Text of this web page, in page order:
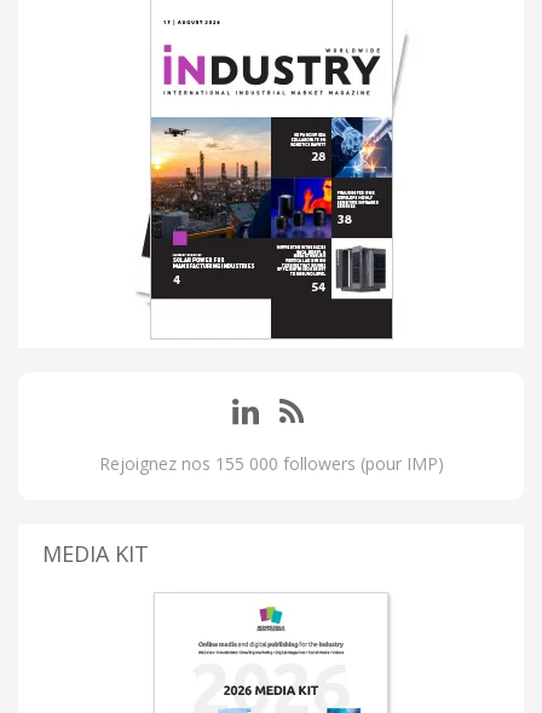
Rejoignez nos 155 000 followers (pour IMP)
MEDIA KIT